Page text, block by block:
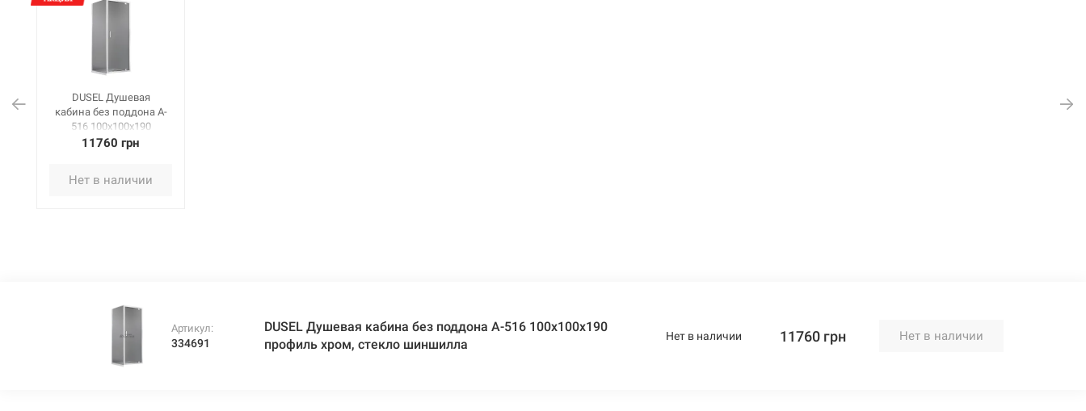
DUSEL Душевая
кабина без поддона A-
516 100x100x190
профиль хром, стекло
11760 грн
Нет в наличии
Артикул:
334691
DUSEL Душевая кабина без поддона A-516 100x100x190
профиль хром, стекло шиншилла
Нет в наличии 11760 грн Нет в наличии